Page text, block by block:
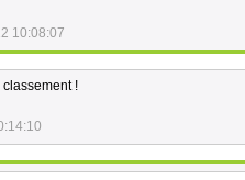
10:08:07
!